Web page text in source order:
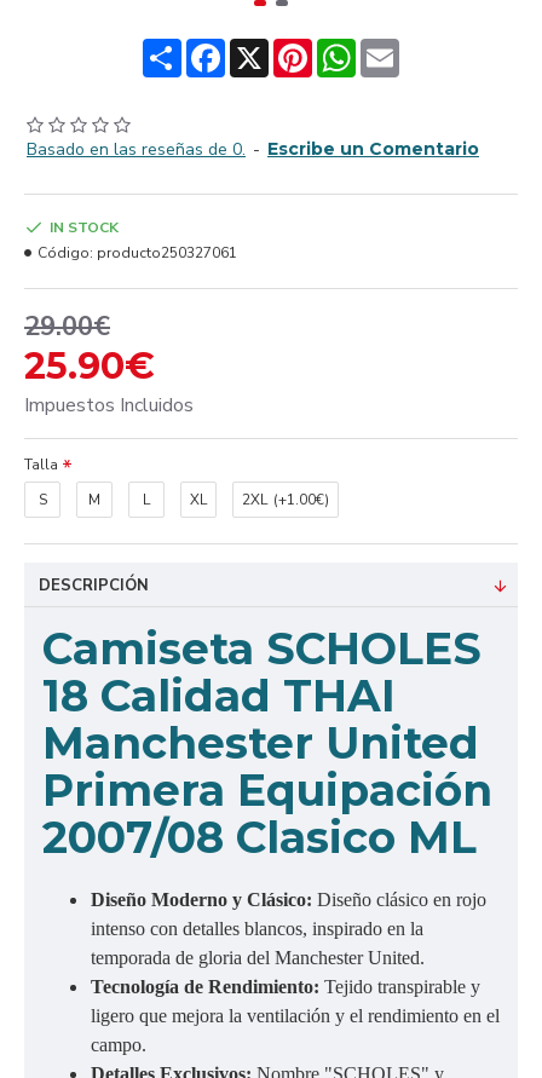
ShareFacebook
X PinterestWhatsApp
Email
Basado en las reseñas de 0. - Escribe un Comentario
25.90€
29.00€
Impuestos Incluidos
IN STOCK
Código: producto250327061
Talla
S
M L XL 2XL (+1.00€)
DESCRIPCIÓN
Camiseta SCHOLES
18 Calidad THAI
Manchester United
Primera Equipación
2007/08 Clasico ML
Diseño Moderno y Clásico: Diseño clásico en rojo
intenso con detalles blancos, inspirado en la
temporada de gloria del Manchester United.
Tecnología de Rendimiento: Tejido transpirable y
ligero que mejora la ventilación y el rendimiento en el
campo.
Detalles Exclusivos: Nombre "SCHOLES" y